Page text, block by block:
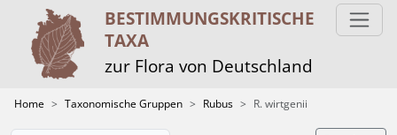
BESTIMMUNGS­KRITISCHE
TAXA
zur Flora von Deutschland
Home Taxonomische Gruppen Rubus R. wirtgenii